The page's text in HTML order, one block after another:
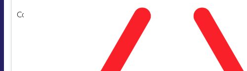
Cam kết hàng nhập khẩu chính hãng